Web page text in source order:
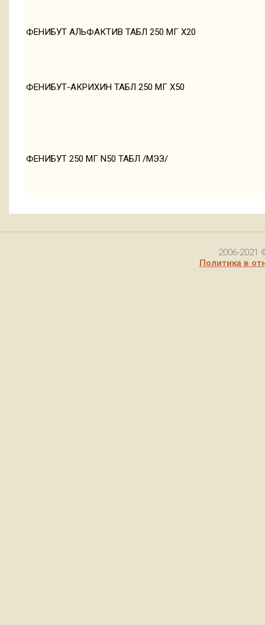
ФЕНИБУТ АЛЬФАКТИВ ТАБЛ 250 МГ Х20
ФЕНИБУТ-АКРИХИН ТАБЛ 250 МГ Х50
ФЕНИБУТ 250 МГ N50 ТАБЛ /МЭЗ/
2006-2021
Политика в